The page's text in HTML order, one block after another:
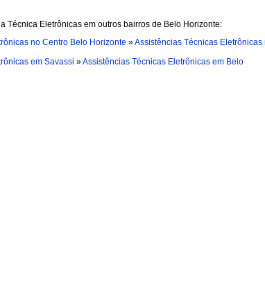
Técnica Eletrônicas em outros bairros de Belo Horizonte:
no Centro Belo Horizonte »Assistências Técnicas Eletrônicas
em Savassi »Assistências Técnicas Eletrônicas em Belo